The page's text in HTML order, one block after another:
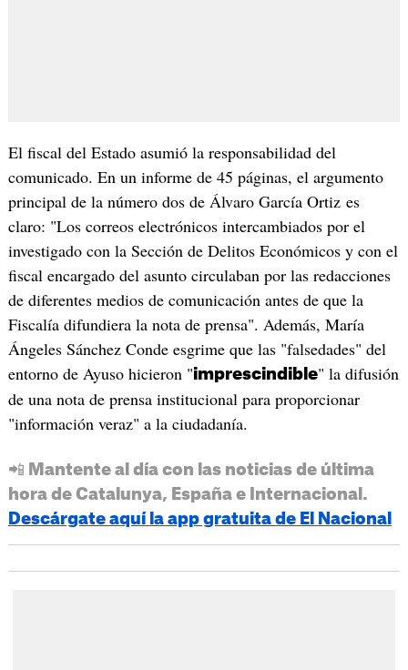
El fiscal del Estado asumió la responsabilidad del
comunicado. En un informe de 45 páginas, el argumento
principal de la número dos de Álvaro García Ortiz es
claro: "Los correos electrónicos intercambiados por el
investigado con la Sección de Delitos Económicos y con el
fiscal encargado del asunto circulaban por las redacciones
de diferentes medios de comunicación antes de que la
Fiscalía difundiera la nota de prensa". Además, María
Ángeles Sánchez Conde esgrime que las "falsedades" del
entorno de Ayuso hicieron "imprescindible" la difusión
de una nota de prensa institucional para proporcionar
"información veraz" a la ciudadanía.
📲 Mantente al día con las noticias de última
hora de Catalunya, España e Internacional.
Descárgate aquí la app gratuita de El Nacional